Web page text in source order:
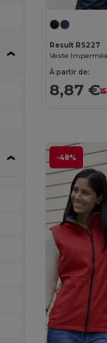
Result RS227
À partir de:
8,87 €
-48%